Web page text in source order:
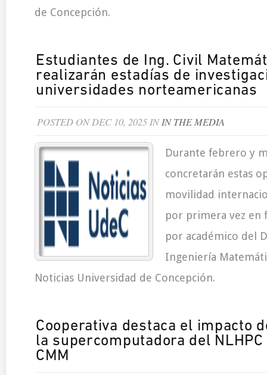
de Concepción.
Estudiantes de Ing. Civil
realizarán estadías de
universidades norteamericanas
POSTED ON DEC 10, 2025 ININ THE MEDIA
Durante febrero y
concretarán estas
movilidad
por primera vez en
por académico del
Ingeniería
Noticias Universidad de Concepción.
Cooperativa destaca el impacto
la supercomputadora del
CMM